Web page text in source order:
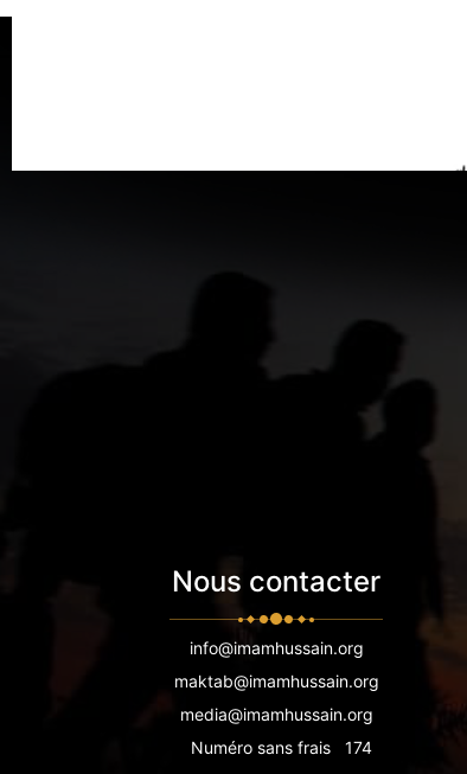
Nous contacter
info@imamhussain.org
maktab@imamhussain.org
media@imamhussain.org
Numéro sans frais
174